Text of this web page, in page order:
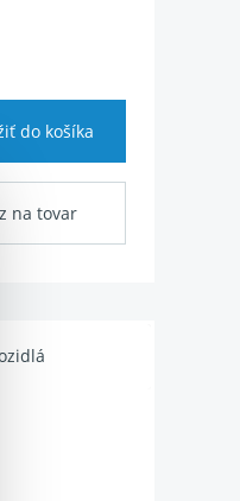
do košíka
na tovar